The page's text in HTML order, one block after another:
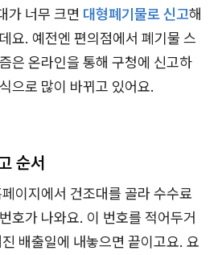
가 너무 크면 대형폐기물로 신고해
요. 예전엔 편의점에서 폐기물 스
은 온라인을 통해 구청에 신고하
으로 많이 바뀌고 있어요.
순서
이지에서 건조대를 골라 수수료
호가 나와요. 이 번호를 적어두거
배출일에 내놓으면 끝이고요. 요